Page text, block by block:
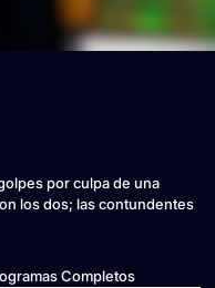
por culpa de una
los dos; las contundentes
Completos